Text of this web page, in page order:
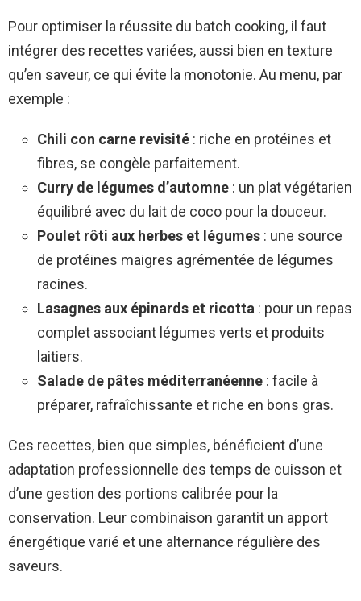
Pour optimiser la réussite du batch cooking, il faut
intégrer des recettes variées, aussi bien en texture
qu’en saveur, ce qui évite la monotonie. Au menu, par
exemple :
Chili con carne revisité : riche en protéines et
fibres, se congèle parfaitement.
Curry de légumes d’automne : un plat végétarien
équilibré avec du lait de coco pour la douceur.
Poulet rôti aux herbes et légumes : une source
de protéines maigres agrémentée de légumes
racines.
Lasagnes aux épinards et ricotta : pour un repas
complet associant légumes verts et produits
laitiers.
Salade de pâtes méditerranéenne : facile à
préparer, rafraîchissante et riche en bons gras.
Ces recettes, bien que simples, bénéficient d’une
adaptation professionnelle des temps de cuisson et
d’une gestion des portions calibrée pour la
conservation. Leur combinaison garantit un apport
énergétique varié et une alternance régulière des
saveurs.